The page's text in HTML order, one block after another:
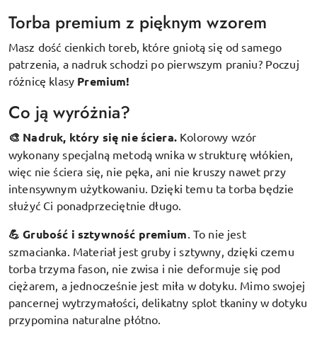
Torba premium z pięknym wzorem
Masz dość cienkich toreb, które gniotą się od samego
patrzenia, a nadruk schodzi po pierwszym praniu? Poczuj
różnicę klasy Premium!
Co ją wyróżnia?
🎨 Nadruk, który się nie ściera. Kolorowy wzór
wykonany specjalną metodą wnika w strukturę włókien,
więc nie ściera się, nie pęka, ani nie kruszy nawet przy
intensywnym użytkowaniu. Dzięki temu ta torba będzie
służyć Ci ponadprzeciętnie długo.
💪 Grubość i sztywność premium To nie jest
szmacianka. Materiał jest gruby i sztywny, dzięki czemu
torba trzyma fason, nie zwisa i nie deformuje się pod
ciężarem, a jednocześnie jest miła w dotyku. Mimo swojej
pancernej wytrzymałości, delikatny splot tkaniny w dotyku
przypomina naturalne płótno.